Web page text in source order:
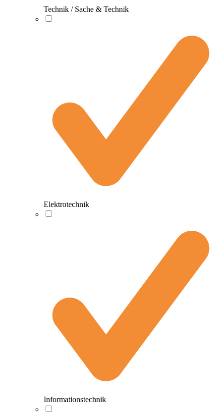
Technik / Sache & Technik
Elektrotechnik
Informationstechnik